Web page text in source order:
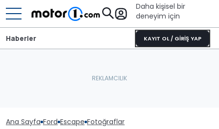
Daha kişisel bir
deneyim için
KAYIT OL / GİRİŞ YAP
Haberler
Ana Sayfa Ford Escape Fotoğraflar